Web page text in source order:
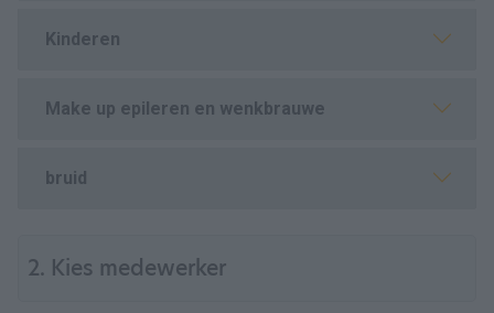
Kinderen
Make up epileren en wenkbrauwe
bruid
2. Kies medewerker